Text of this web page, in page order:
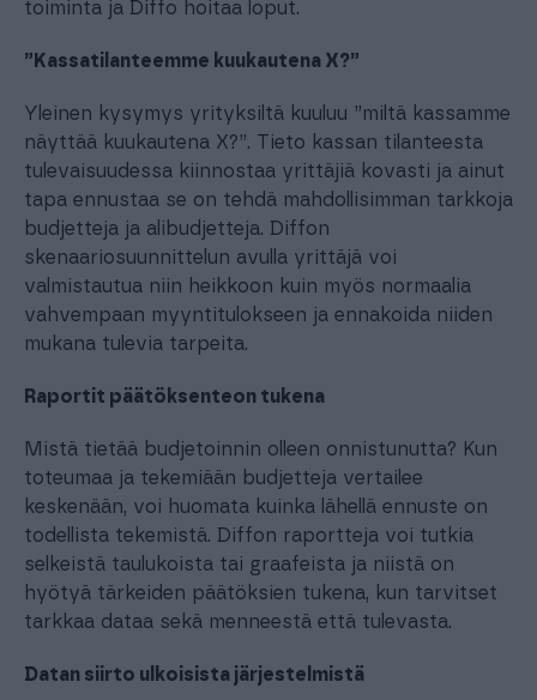
toiminta ja Diffo hoitaa loput.
”Kassatilanteemme kuukautena X?”
Yleinen kysymys yrityksiltä kuuluu ”miltä kassamme
näyttää kuukautena X?”. Tieto kassan tilanteesta
tulevaisuudessa kiinnostaa yrittäjiä kovasti ja ainut
tapa ennustaa se on tehdä mahdollisimman tarkkoja
budjetteja ja alibudjetteja. Diffon
skenaariosuunnittelun avulla yrittäjä voi
valmistautua niin heikkoon kuin myös normaalia
vahvempaan myyntitulokseen ja ennakoida niiden
mukana tulevia tarpeita.
Raportit päätöksenteon tukena
Mistä tietää budjetoinnin olleen onnistunutta? Kun
toteumaa ja tekemiään budjetteja vertailee
keskenään, voi huomata kuinka lähellä ennuste on
todellista tekemistä. Diffon raportteja voi tutkia
selkeistä taulukoista tai graafeista ja niistä on
hyötyä tärkeiden päätöksien tukena, kun tarvitset
tarkkaa dataa sekä menneestä että tulevasta.
Datan siirto ulkoisista järjestelmistä